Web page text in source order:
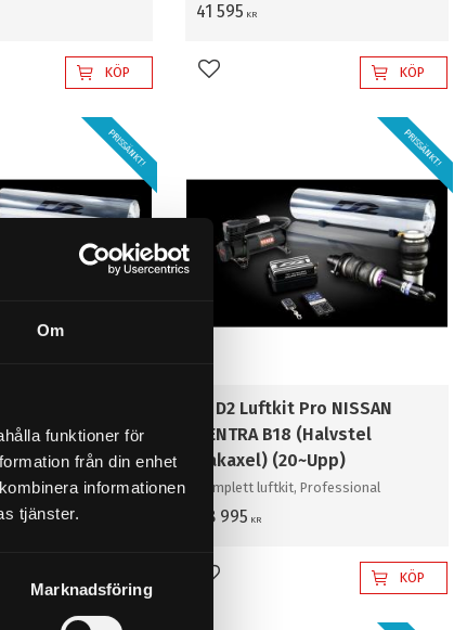
Om
funktioner för
från din enhet
informationen
tjänster.
Marknadsföring
KÖP
41 595 KR
Lägg till i favoriter KÖP
Professional
PRISSÄNKT!
4. D2 Luftkit Pro NISSAN
SENTRA B18 (Halvstel
Bakaxel) (20~Upp)
Komplett luftkit, Professional
48 995 KR
PRISSÄNKT!
Lägg till i favoriter KÖP